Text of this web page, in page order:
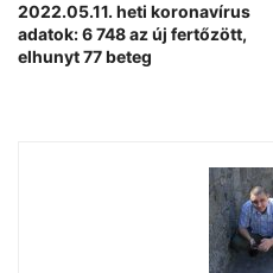
2022.05.11. heti koronavírus
adatok: 6 748 az új fertőzött,
elhunyt 77 beteg